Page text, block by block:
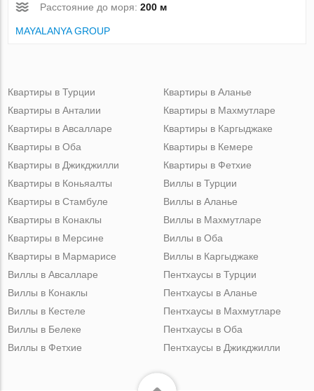
Расстояние до моря:200 м
MAYALANYA GROUP
Квартиры в Турции
Квартиры в Анталии
Квартиры в Авсалларе
Квартиры в Оба
Квартиры в Джикджилли
Квартиры в Аланье
Квартиры в Махмутларе
Квартиры в Каргыджаке
Квартиры в Кемере
Квартиры в Фетхие
Квартиры в Коньяалты
Квартиры в Стамбуле
Квартиры в Конаклы
Квартиры в Мерсине
Квартиры в Мармарисе
Виллы в Турции
Виллы в Аланье
Виллы в Махмутларе
Виллы в Оба
Виллы в Каргыджаке
Виллы в Авсалларе
Виллы в Конаклы
Виллы в Кестеле
Виллы в Белеке
Виллы в Фетхие
Пентхаусы в Турции
Пентхаусы в Аланье
Пентхаусы в Махмутларе
Пентхаусы в Оба
Пентхаусы в Джикджилли